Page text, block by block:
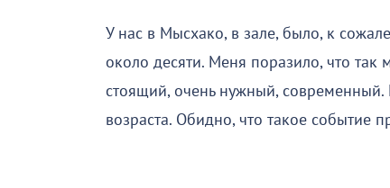
У нас в Мысхако, в зале, было, к
около десяти. Меня поразило, что так
стоящий, очень нужный,
возраста. Обидно, что такое событие